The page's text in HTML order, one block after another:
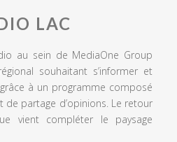
LAC
au sein de MediaOne Group
souhaitant s’informer et
à un programme composé
de partage d’opinions. Le retour
vient compléter le paysage